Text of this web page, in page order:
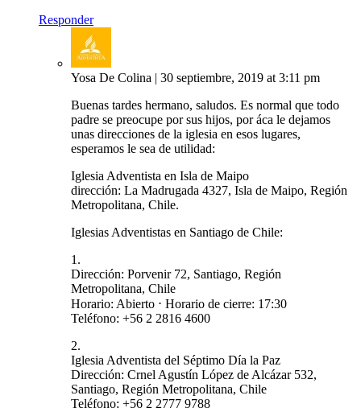
Responder
Yosa De Colina
30 septiembre, 2019 at 3:11 pm
Buenas tardes hermano, saludos. Es normal que todo
padre se preocupe por sus hijos, por áca le dejamos
unas direcciones de la iglesia en esos lugares,
esperamos le sea de utilidad:
Iglesia Adventista en Isla de Maipo
dirección: La Madrugada 4327, Isla de Maipo, Región
Metropolitana, Chile.
Iglesias Adventistas en Santiago de Chile:
1.
Dirección: Porvenir 72, Santiago, Región
Metropolitana, Chile
Horario: Abierto ⋅ Horario de cierre: 17:30
Teléfono: +56 2 2816 4600
2.
Iglesia Adventista del Séptimo Día la Paz
Dirección: Crnel Agustín López de Alcázar 532,
Santiago, Región Metropolitana, Chile
Teléfono: +56 2 2777 9788